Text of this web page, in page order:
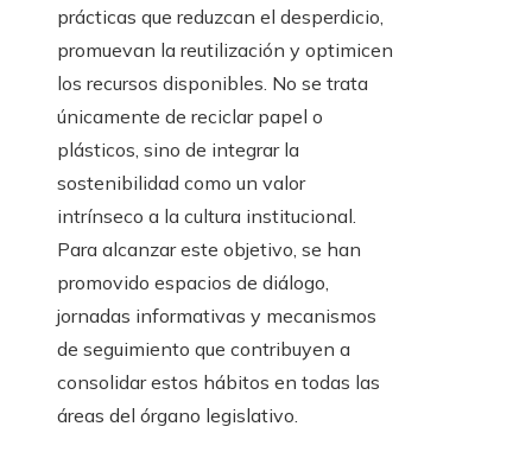
prácticas que reduzcan el desperdicio,
promuevan la reutilización y optimicen
los recursos disponibles. No se trata
únicamente de reciclar papel o
plásticos, sino de integrar la
sostenibilidad como un valor
intrínseco a la cultura institucional.
Para alcanzar este objetivo, se han
promovido espacios de diálogo,
jornadas informativas y mecanismos
de seguimiento que contribuyen a
consolidar estos hábitos en todas las
áreas del órgano legislativo.